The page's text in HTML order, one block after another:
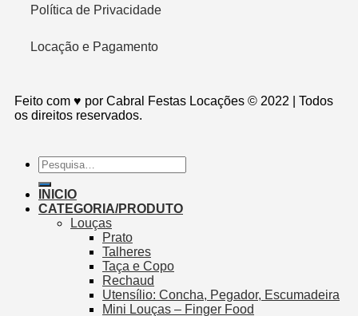
Política de Privacidade
Locação e Pagamento
Feito com ♥ por Cabral Festas Locações © 2022 | Todos
os direitos reservados.
INICIO
CATEGORIA/PRODUTO
Louças
Prato
Talheres
Taça e Copo
Rechaud
Utensílio: Concha, Pegador, Escumadeira
Mini Louças – Finger Food